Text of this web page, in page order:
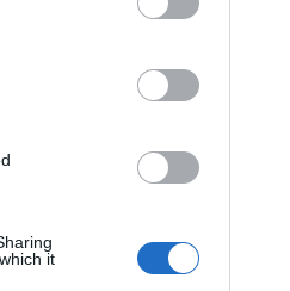
it
i